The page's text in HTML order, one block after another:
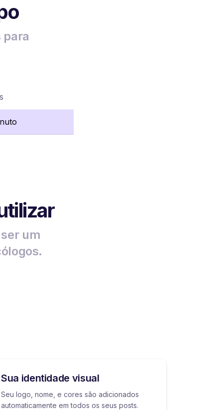
para
um
Sua identidade visual
Seu logo, nome, e cores são adicionados
automaticamente em todos os seus posts.